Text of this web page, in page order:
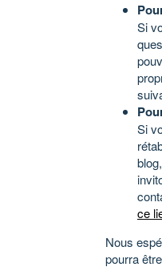
Si
Si
ce
Nous
pourra